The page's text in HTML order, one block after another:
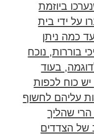
ביוזמת
על ידי בית
כמה ניתן
בוררות, נוכח
בעוד
כוח לכפות
עליהם לחשוף
שהליך
של הצדדים